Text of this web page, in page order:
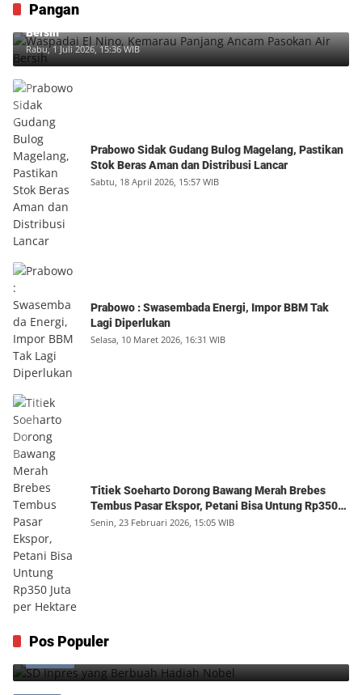
Pangan
Waspadai El Nino, Kemarau Panjang Ancam Pasokan Air
Bersih
Rabu, 1 Juli 2026, 15:36 WIB
Prabowo Sidak Gudang Bulog Magelang, Pastikan
Stok Beras Aman dan Distribusi Lancar
Sabtu, 18 April 2026, 15:57 WIB
Prabowo : Swasembada Energi, Impor BBM Tak
Lagi Diperlukan
Selasa, 10 Maret 2026, 16:31 WIB
Titiek Soeharto Dorong Bawang Merah Brebes
Tembus Pasar Ekspor, Petani Bisa Untung Rp350
Juta per Hektare
Senin, 23 Februari 2026, 15:05 WIB
Pos Populer
1 SD Inpres yang Berbuah Hadiah Nobel